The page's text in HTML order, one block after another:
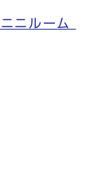
ニルーム